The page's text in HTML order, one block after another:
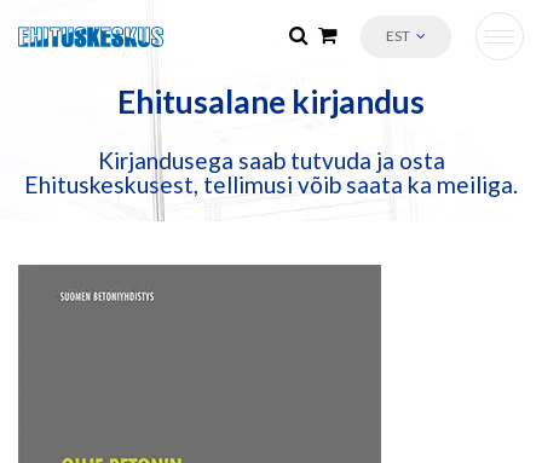
EST
Ehitusalane kirjandus
Kirjandusega saab tutvuda ja osta
Ehituskeskusest, tellimusi võib saata ka meiliga.